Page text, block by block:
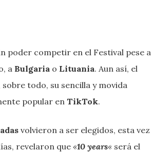
poder competir en el Festival pese a
a Bulgaria o Lituania. Aun así, el
todo, su sencilla y movida
popular en TikTok.
volvieron a ser elegidos, esta vez
revelaron que«10 years« será el